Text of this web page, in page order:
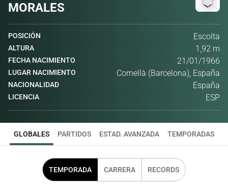
MORALES
POSICIÓN Escolta
ALTURA 1,92 m
FECHA NACIMIENTO 21/01/1966
LUGAR NACIMIENTO Cornellà (Barcelona), España
NACIONALIDAD España
LICENCIA ESP
GLOBALES PARTIDOS ESTAD. AVANZADA TEMPORADAS
TEMPORADA CARRERA RECORDS